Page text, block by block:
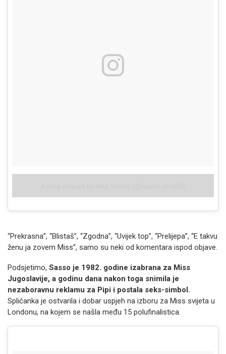
“Prekrasna”, “Blistaš”, “Zgodna”, “Uvijek top”, “Prelijepa”, “E takvu
ženu ja zovem Miss”, samo su neki od komentara ispod objave.
Podsjetimo, Sasso je 1982. godine izabrana za Miss
Jugoslavije, a godinu dana nakon toga snimila je
nezaboravnu reklamu za Pipi i postala seks-simbol.
Splićanka je ostvarila i dobar uspjeh na izboru za Miss svijeta u
Londonu, na kojem se našla među 15 polufinalistica.